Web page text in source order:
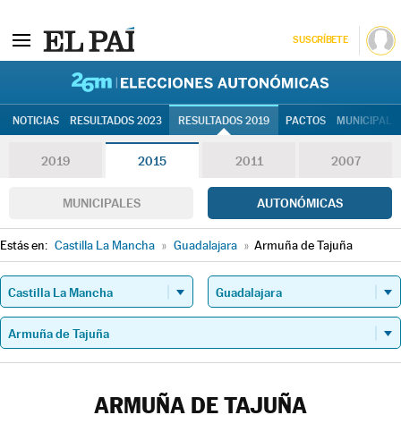
SUSCRÍBETE
NOTICIAS RESULTADOS 2023 RESULTADOS 2019 PACTOS
2019 2015 2011 2007
MUNICIPALES AUTONÓMICAS
Estás en: Castilla La Mancha » Guadalajara » Armuña de Tajuña
ARMUÑA DE TAJUÑA